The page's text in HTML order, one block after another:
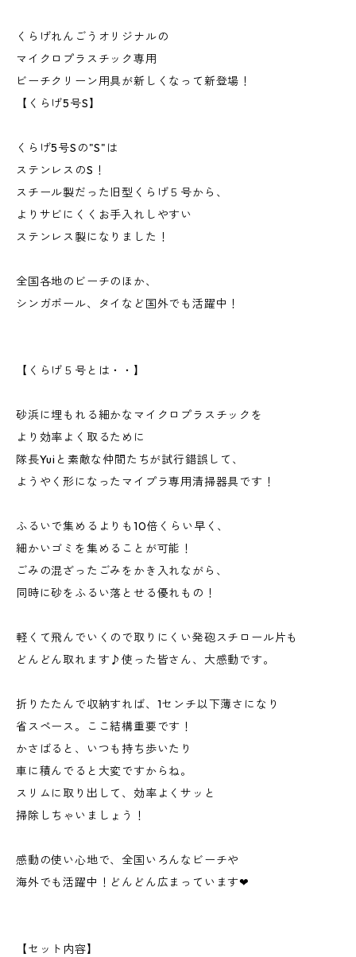
くらげれんごうオリジナルの
マイクロプラスチック専用
ビーチクリーン用具が新しくなって新登場！
【くらげ5号S】
くらげ5号Sの"S"は
ステンレスのS！
スチール製だった旧型くらげ５号から、
よりサビにくくお手入れしやすい
ステンレス製になりました！
全国各地のビーチのほか、
シンガポール、タイなど国外でも活躍中！
【くらげ５号とは・・】
砂浜に埋もれる細かなマイクロプラスチックを
より効率よく取るために
隊長Yuiと素敵な仲間たちが試行錯誤して、
ようやく形になったマイプラ専用清掃器具です！
ふるいで集めるよりも10倍くらい早く、
細かいゴミを集めることが可能！
ごみの混ざったごみをかき入れながら、
同時に砂をふるい落とせる優れもの！
軽くて飛んでいくので取りにくい発砲スチロール片も
どんどん取れます♪使った皆さん、大感動です。
折りたたんで収納すれば、1センチ以下薄さになり
省スペース。ここ結構重要です！
かさばると、いつも持ち歩いたり
車に積んでると大変ですからね。
スリムに取り出して、効率よくサッと
掃除しちゃいましょう！
感動の使い心地で、全国いろんなビーチや
海外でも活躍中！どんどん広まっています❤
【セット内容】